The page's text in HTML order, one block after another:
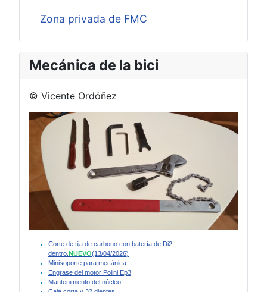
Zona privada de FMC
Mecánica de la bici
© Vicente Ordóñez
Corte de tija de carbono con batería de Di2
dentro. NUEVO(13/04/2026)
Minisoporte para mecánica
Engrase del motor Polini Ep3
Mantenimiento del núcleo